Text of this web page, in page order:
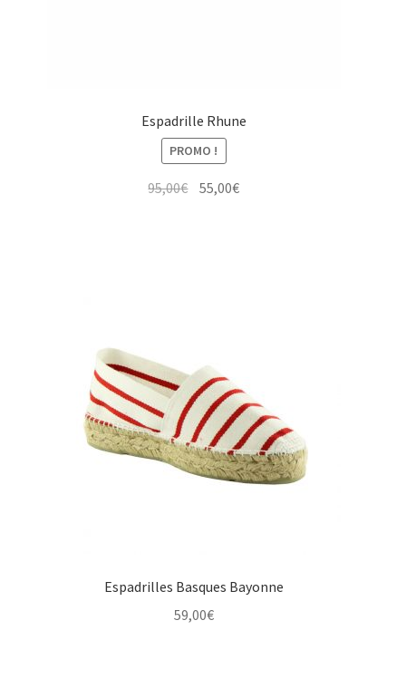
Espadrille Rhune
PROMO !
95,00€ Le
55,00€Le
Espadrilles Basques Bayonne
59,00€